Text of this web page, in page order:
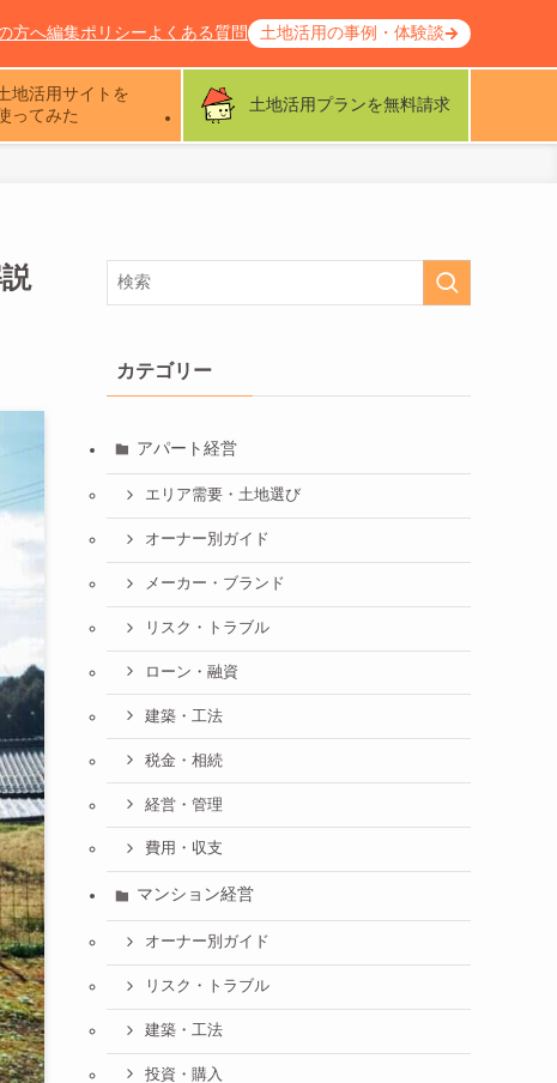
地活用サイトを
ってみた
土地活用プランを無料請求
方へ編集ポリシーよくある質問 土地活用の事例・体験談
カテゴリー
アパート経営
エリア需要・土地選び
オーナー別ガイド
メーカー・ブランド
リスク・トラブル
ローン・融資
建築・工法
税金・相続
経営・管理
費用・収支
マンション経営
オーナー別ガイド
リスク・トラブル
建築・工法
投資・購入